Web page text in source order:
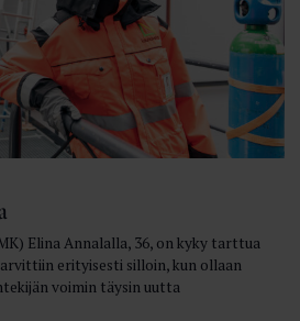
Elina Annalalla, 36, on kyky tarttua
erityisesti silloin, kun ollaan
voimin täysin uutta